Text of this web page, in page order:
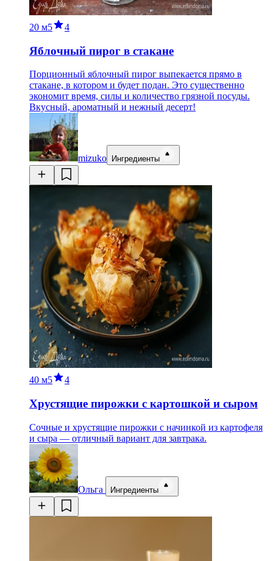
20 м5 4
Яблочный пирог в стакане
Порционный яблочный пирог выпекается прямо в
стакане, в котором и будет подан. Это существенно
экономит время, силы и количество грязной посуды.
Вкусный, ароматный и нежный десерт!
mizuko Ингредиенты
40 м5 4
Хрустящие пирожки с картошкой и сыром
Сочные и хрустящие пирожки с начинкой из картофеля
и сыра — отличный вариант для завтрака.
Ольга Ингредиенты